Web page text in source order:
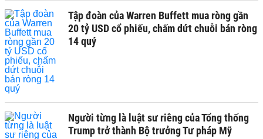
Tập đoàn của Warren Buffett mua ròng gần
20 tỷ USD cổ phiếu, chấm dứt chuỗi bán ròng
14 quý
Người từng là luật sư riêng của Tổng thống
Trump trở thành Bộ trưởng Tư pháp Mỹ